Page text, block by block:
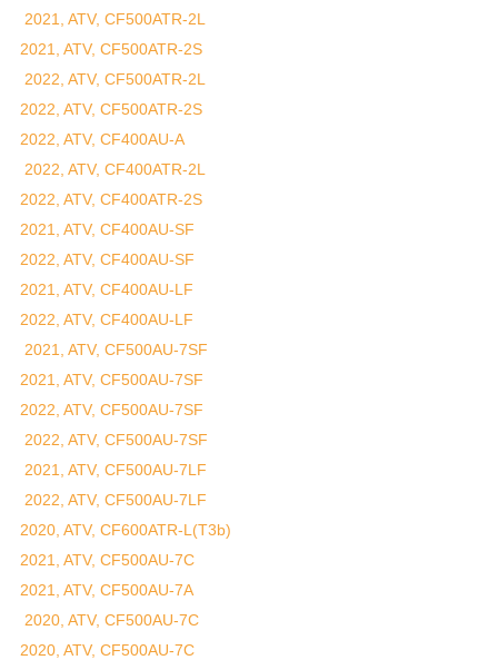
2021, ATV, CF500ATR-2L
2021, ATV, CF500ATR-2S
2022, ATV, CF500ATR-2L
2022, ATV, CF500ATR-2S
2022, ATV, CF400AU-A
2022, ATV, CF400ATR-2L
2022, ATV, CF400ATR-2S
2021, ATV, CF400AU-SF
2022, ATV, CF400AU-SF
2021, ATV, CF400AU-LF
2022, ATV, CF400AU-LF
2021, ATV, CF500AU-7SF
2021, ATV, CF500AU-7SF
2022, ATV, CF500AU-7SF
2022, ATV, CF500AU-7SF
2021, ATV, CF500AU-7LF
2022, ATV, CF500AU-7LF
2020, ATV, CF600ATR-L(T3b)
2021, ATV, CF500AU-7C
2021, ATV, CF500AU-7A
2020, ATV, CF500AU-7C
2020, ATV, CF500AU-7C